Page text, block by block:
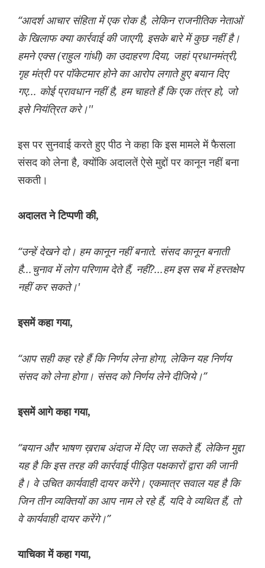
“आदर्श आचार संहिता में एक रोक है, लेकिन राजनीतिक नेताओं
के खिलाफ क्या कार्रवाई की जाएगी, इसके बारे में कुछ नहीं है।
हमने एक्स (राहुल गांधी) का उदाहरण दिया, जहां प्रधानमंत्री,
गृह मंत्री पर पॉकेटमार होने का आरोप लगाते हुए बयान दिए
गए... कोई प्रावधान नहीं है, हम चाहते हैं कि एक तंत्र हो, जो
इसे नियंत्रित करे।''
इस पर सुनवाई करते हुए पीठ ने कहा कि इस मामले में फैसला
संसद को लेना है, क्योंकि अदालतें ऐसे मुद्दों पर कानून नहीं बना
सकती।
अदालत ने टिप्पणी की,
“उन्हें देखने दो। हम कानून नहीं बनाते. संसद कानून बनाती
है...चुनाव में लोग परिणाम देते हैं, नहीं?...हम इस सब में हस्तक्षेप
नहीं कर सकते।'
इसमें कहा गया,
“आप सही कह रहे हैं कि निर्णय लेना होगा, लेकिन यह निर्णय
संसद को लेना होगा। संसद को निर्णय लेने दीजिये।”
इसमें आगे कहा गया,
“बयान और भाषण ख़राब अंदाज में दिए जा सकते हैं, लेकिन मुद्दा
यह है कि इस तरह की कार्रवाई पीड़ित पक्षकारों द्वारा की जानी
है। वे उचित कार्यवाही दायर करेंगे। एकमात्र सवाल यह है कि
जिन तीन व्यक्तियों का आप नाम ले रहे हैं, यदि वे व्यथित हैं, तो
वे कार्यवाही दायर करेंगे।”
याचिका में कहा गया,